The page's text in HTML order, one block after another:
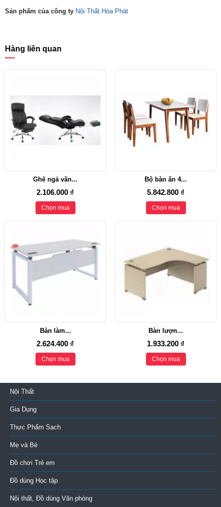
Sản phẩm của công ty Nội Thất Hòa Phát
Hàng liên quan
Ghế ngả văn...
2.106.000 ₫
Chọn mua
Bộ bàn ăn 4...
5.842.800 ₫
Chọn mua
Bàn làm...
2.624.400 ₫
Chọn mua
Bàn lượn...
1.933.200 ₫
Chọn mua
Nội Thất
Gia Dụng
Thực Phẩm Sạch
Mẹ và Bé
Đồ chơi Trẻ em
Đồ dùng Học tập
Nội thất, Đồ dùng Văn phòng